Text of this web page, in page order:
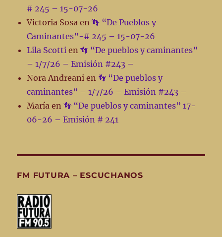
# 245 – 15-07-26
Victoria Sosa en👣 “De Pueblos y
Caminantes”-# 245 – 15-07-26
Lila Scotti en👣 “De pueblos y caminantes”
– 1/7/26 – Emisión #243 –
Nora Andreani en👣 “De pueblos y
caminantes” – 1/7/26 – Emisión #243 –
María en👣 “De pueblos y caminantes” 17-
06-26 – Emisión # 241
FM FUTURA – ESCUCHANOS